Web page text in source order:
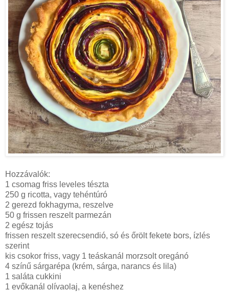
Hozzávalók:
1 csomag friss leveles tészta
250 g ricotta, vagy tehéntúró
2 gerezd fokhagyma, reszelve
50 g frissen reszelt parmezán
2 egész tojás
frissen reszelt szerecsendió, só és őrölt fekete bors, ízlés
szerint
kis csokor friss, vagy 1 teáskanál morzsolt oregánó
4 színű sárgarépa (krém, sárga, narancs és lila)
1 saláta cukkini
1 evőkanál olívaolaj, a kenéshez